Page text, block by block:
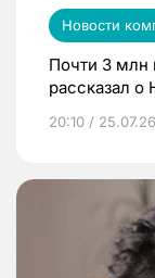
Новости
Почти 3
рассказал
20:10 / 25.07.26